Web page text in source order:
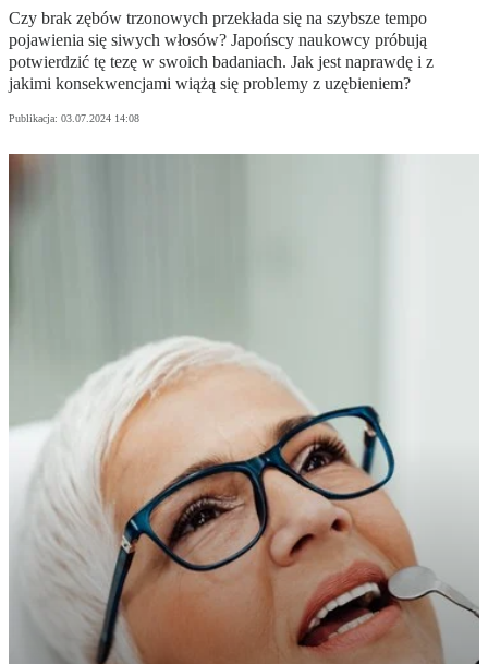
Czy brak zębów trzonowych przekłada się na szybsze tempo
pojawienia się siwych włosów? Japońscy naukowcy próbują
potwierdzić tę tezę w swoich badaniach. Jak jest naprawdę i z
jakimi konsekwencjami wiążą się problemy z uzębieniem?
Publikacja: 03.07.2024 14:08